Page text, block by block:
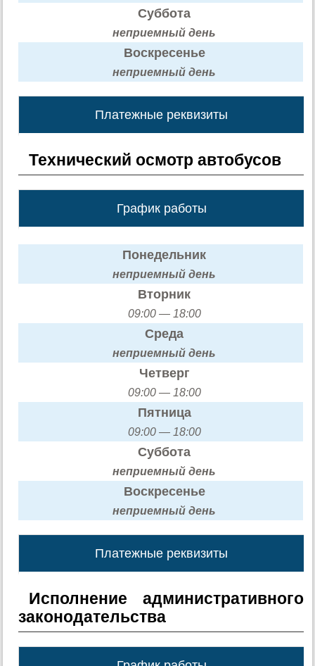
Суббота
неприемный день
Воскресенье
неприемный день
Платежные реквизиты
Технический осмотр автобусов
График работы
Понедельник
неприемный день
Вторник
09:00 — 18:00
Среда
неприемный день
Четверг
09:00 — 18:00
Пятница
09:00 — 18:00
Суббота
неприемный день
Воскресенье
неприемный день
Платежные реквизиты
Исполнение административного
законодательства